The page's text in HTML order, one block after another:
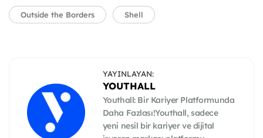
Outside the Borders Shell
YAYINLAYAN:
YOUTHALL
Youthall: Bir Kariyer Platformunda
Daha Fazlası!Youthall, sadece
yeni nesil bir kariyer ve dijital